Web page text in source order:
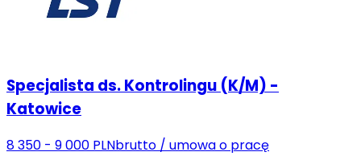
Specjalista ds. Kontrolingu (K/M) -
Katowice
8 350 - 9 000 PLNbrutto / umowa o pracę